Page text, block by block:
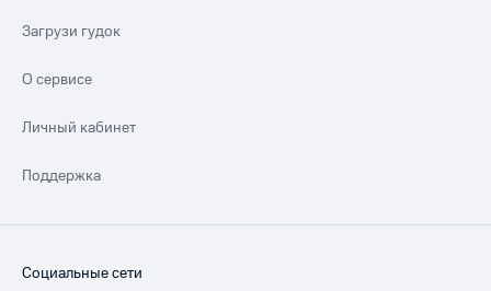
Загрузи гудок
О сервисе
Личный кабинет
Поддержка
Социальные сети